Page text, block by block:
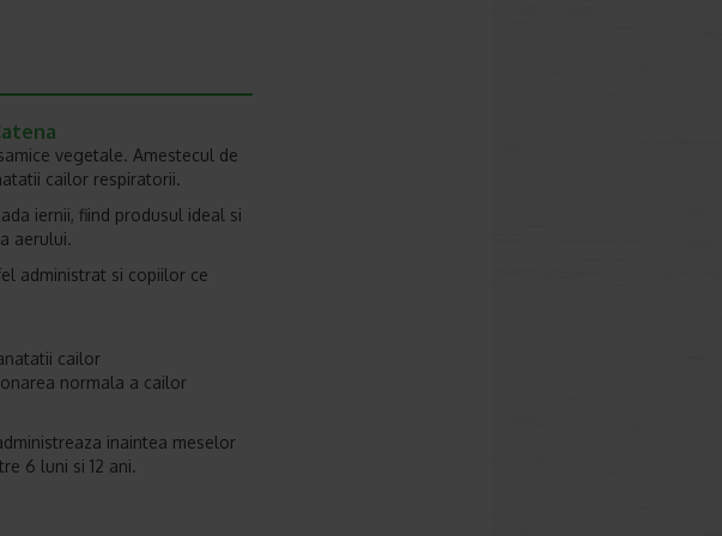
vegetale. Amestecul de
cailor respiratorii.
iernii, fiind produsul ideal si
aerului.
administrat si copiilor ce
cailor
normala a cailor
inaintea meselor
6 luni si 12 ani.